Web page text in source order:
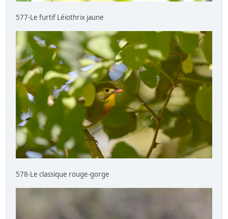
577-Le furtif Léiothrix jaune
578-Le classique rouge-gorge